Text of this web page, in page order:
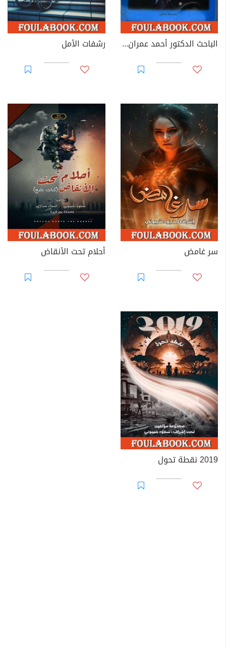
الباحث الدكتور أحمد عمران الزاوي رشفات الأمل
سر غامض أحلام تحت الأنقاض
2019 نقطة تحول